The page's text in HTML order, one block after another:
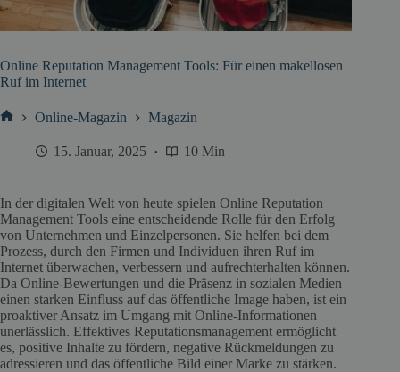
Online Reputation Management Tools: Für einen makellosen
Ruf im Internet
Online-Magazin Magazin
15. Januar, 2025 10 Min
In der digitalen Welt von heute spielen Online Reputation
Management Tools eine entscheidende Rolle für den Erfolg
von Unternehmen und Einzelpersonen. Sie helfen bei dem
Prozess, durch den Firmen und Individuen ihren Ruf im
Internet überwachen, verbessern und aufrechterhalten können.
Da Online-Bewertungen und die Präsenz in sozialen Medien
einen starken Einfluss auf das öffentliche Image haben, ist ein
proaktiver Ansatz im Umgang mit Online-Informationen
unerlässlich. Effektives Reputationsmanagement ermöglicht
es, positive Inhalte zu fördern, negative Rückmeldungen zu
adressieren und das öffentliche Bild einer Marke zu stärken.